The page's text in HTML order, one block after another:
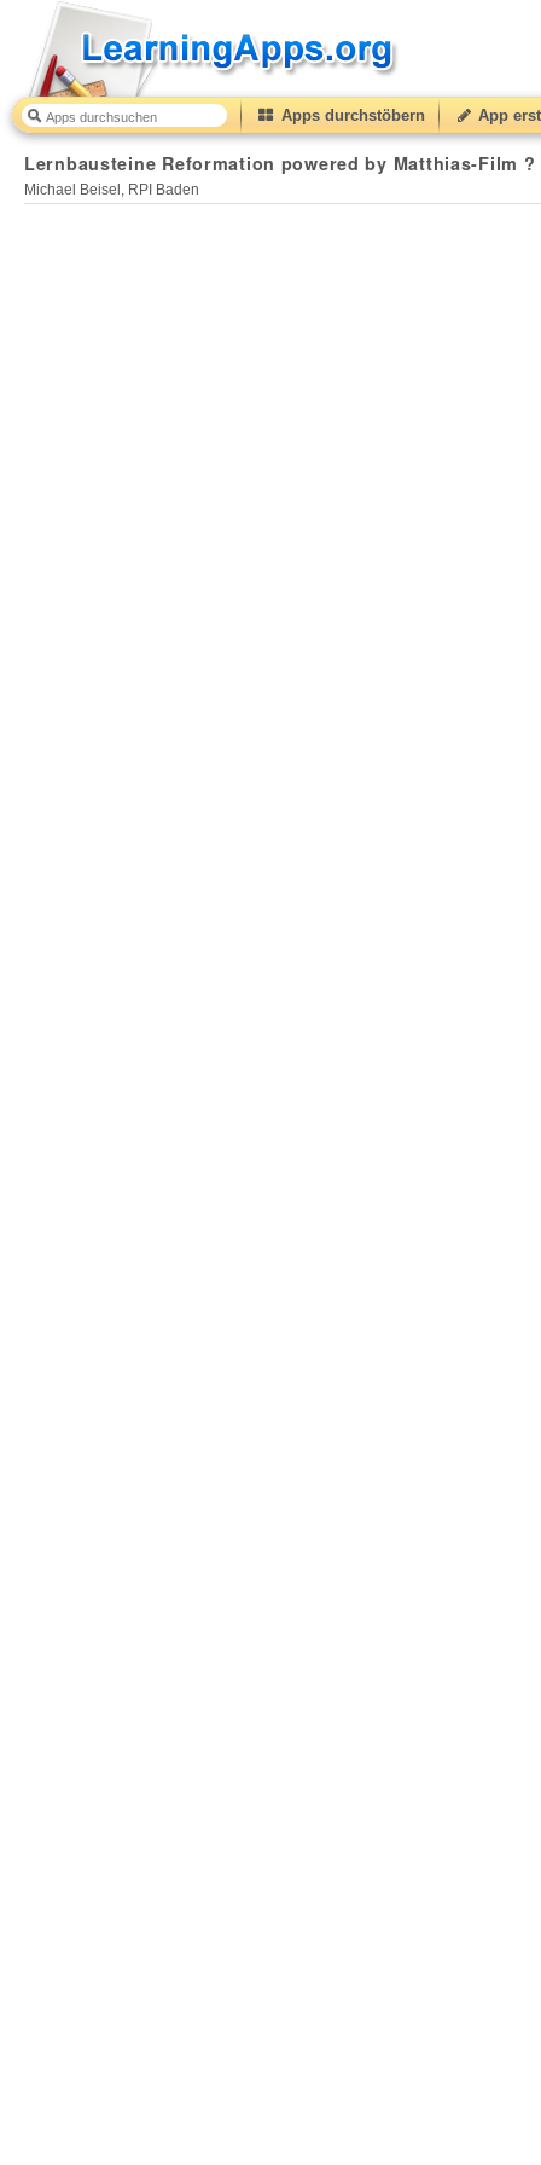
Apps durchstöbern App
Lernbausteine Reformation powered by Matthias-Film ?
Michael Beisel, RPI Baden
Lernbausteine Reformation powered by Matthias-Film ? DVD educativ®